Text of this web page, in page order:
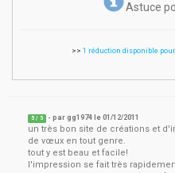
Astuce
>> 1 réduction disponible
5 / 5 - pargg1974 le01/12/2011
un très bon site de créations et
de vœux en tout genre.
tout y est beau et facile!
l'impression se fait très